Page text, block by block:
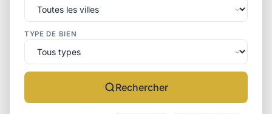
TYPE DE BIEN
Rechercher